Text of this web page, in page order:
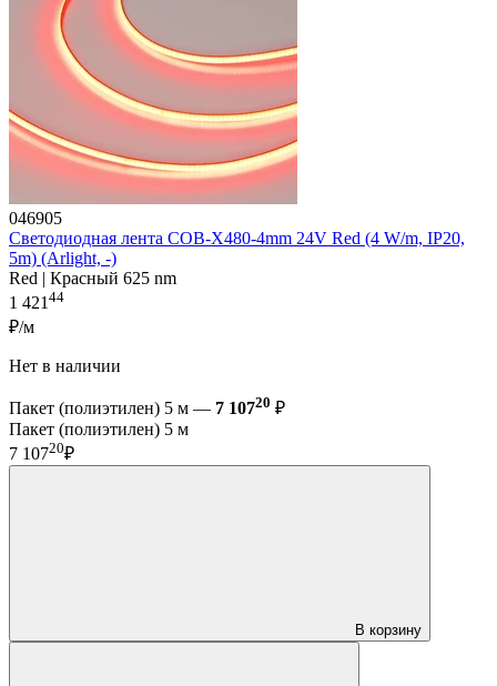
046905
Светодиодная лента COB-X480-4mm 24V Red (4 W/m, IP20,
5m) (Arlight, -)
Red | Красный 625 nm
1 42144
₽/м
Нет в наличии
Пакет (полиэтилен) 5 м — 7 10720 ₽
Пакет (полиэтилен) 5 м
7 10720₽
В корзину